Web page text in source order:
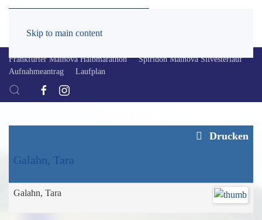
Skip to main content
Frankfurter Mainova Halbmarathon
Spiridon Mainova Silvesterlauf
Aufnahmeantrag
Laufplan
Drucken
Galahn, Tara
Galahn, Tara